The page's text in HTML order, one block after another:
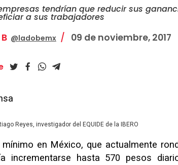
tendrían que reducir sus
a sus trabajadores
@ladobemx 09 de noviembre, 2017
Reyes, investigador del EQUIDE de la IBERO
mínimo en México, que actualmente
incrementarse hasta 570 pesos